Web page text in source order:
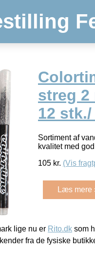
streg 2
12
Sortiment af
kvalitet med
105 kr. (Vis
Læs mere
lige nu er Rito.dk som
fra de fysiske